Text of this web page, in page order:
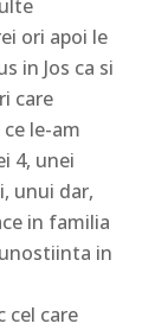
ori apoi le
in Jos ca si
care
le-am
4, unei
unui dar,
in familia
in
cel care